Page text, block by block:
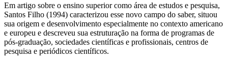
Em artigo sobre o ensino superior como área de estudos e pesquisa,
Santos Filho (1994) caracterizou esse novo campo do saber, situou
sua origem e desenvolvimento especialmente no contexto americano
e europeu e descreveu sua estruturação na forma de programas de
pós-graduação, sociedades científicas e profissionais, centros de
pesquisa e periódicos científicos.